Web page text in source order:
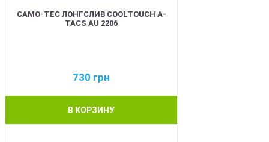
CAMO-TEC ЛОНГСЛИВ COOLTOUCH A-
TACS AU 2206
730 грн
В КОРЗИНУ